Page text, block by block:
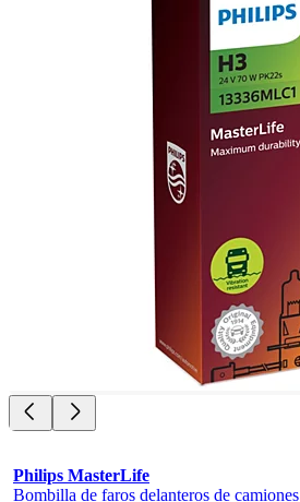
Philips MasterLife
Bombilla de faros delanteros de camiones